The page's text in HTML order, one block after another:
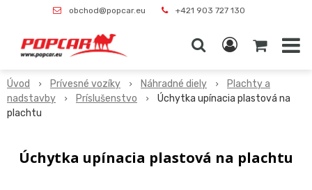
obchod@popcar.eu +421 903 727 130
Úvod Prívesné vozíky Náhradné diely
Plachty a
nadstavby
Príslušenstvo
Úchytka upínacia plastová na
plachtu
Úchytka upínacia plastová na plachtu